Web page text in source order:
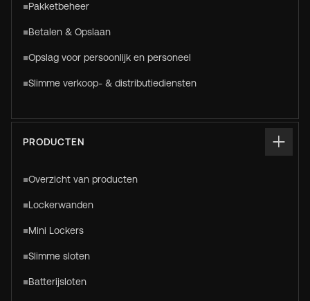
Pakketbeheer
Betalen & Opslaan
Opslag voor persoonlijk en personeel
Slimme verkoop- & distributiediensten
PRODUCTEN
Overzicht van producten
Lockerwanden
Mini Lockers
Slimme sloten
Batterijsloten